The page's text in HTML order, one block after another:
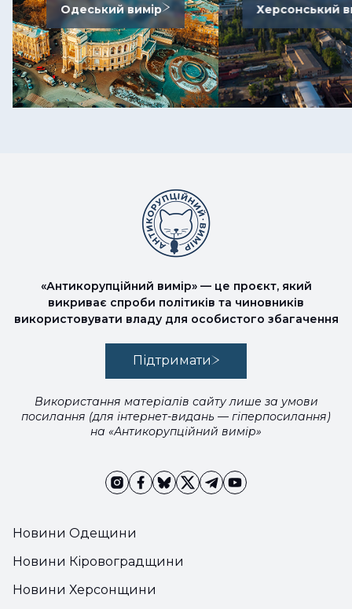
Одеський вимір Херсонський
Новини Одещини
Новини Кіровоградщини
Новини Херсонщини
«Антикорупційний вимір» — це проєкт, який
викриває спроби політиків та чиновників
використовувати владу для особистого збагачення
Підтримати
Використання матеріалів сайту лише за умови
посилання (для інтернет-видань — гіперпосилання)
на «Антикорупційний вимір»